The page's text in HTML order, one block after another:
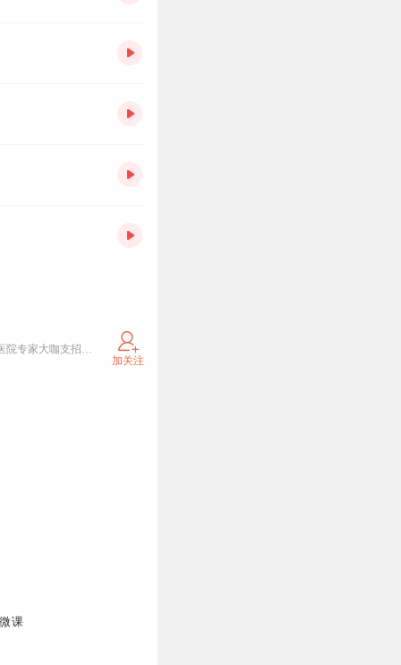
华大基因专业团队倾情打造，基因科普娓娓道来！生物学博士尹烨老师为您讲述生命的奥秘，一众三甲医院专家大咖支招疾病防控与诊疗。涉及具体病情，请及时就医并遵医嘱呦！
加关注
课